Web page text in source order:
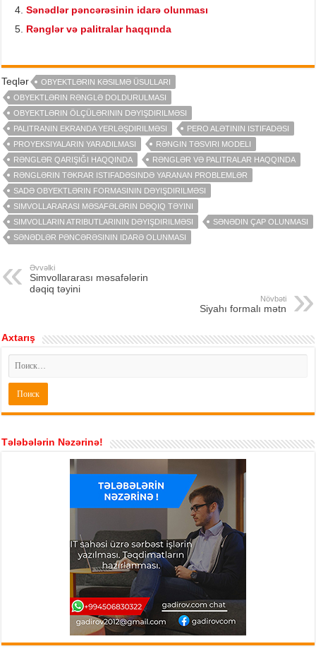
Sənədlər pəncərəsinin idarə olunması
Rənglər və palitralar haqqında
Teqlər
OBYEKTLƏRIN KƏSILMƏ ÜSULLARI
OBYEKTLƏRIN RƏNGLƏ DOLDURULMASI
OBYEKTLƏRIN ÖLÇÜLƏRININ DƏYIŞDIRILMƏSI
PALITRANIN EKRANDA YERLƏŞDIRILMƏSI
PERO ALƏTININ ISTIFADƏSI
PROYEKSIYALARIN YARADILMASI
RƏNGIN TƏSVIRI MODELI
RƏNGLƏR QARIŞIĞI HAQQINDA
RƏNGLƏR VƏ PALITRALAR HAQQINDA
RƏNGLƏRIN TƏKRAR ISTIFADƏSINDƏ YARANAN PROBLEMLƏR
SADƏ OBYEKTLƏRIN FORMASININ DƏYIŞDIRILMƏSI
SIMVOLLARARASI MƏSAFƏLƏRIN DƏQIQ TƏYINI
SIMVOLLARIN ATRIBUTLARININ DƏYIŞDIRILMƏSI
SƏNƏDIN ÇAP OLUNMASI
SƏNƏDLƏR PƏNCƏRƏSININ IDARƏ OLUNMASI
Əvvəlki
Simvollararası məsafələrin
dəqiq təyini
Növbəti
Siyahı formalı mətn
Axtarış
Tələbələrin Nəzərinə!